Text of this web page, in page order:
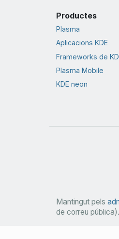
Productes
Plasma
Aplicacions KDE
Frameworks de
Plasma Mobile
KDE neon
Mantingut pels
de correu pública).